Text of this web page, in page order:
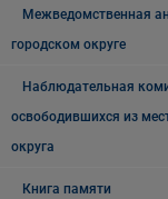
Межведомственная
городском округе
Наблюдательная
освободившихся из
округа
Книга памяти